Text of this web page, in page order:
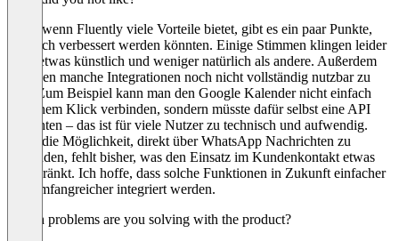
Auch wenn Fluently viele Vorteile bietet, gibt es ein paar Punkte,
die noch verbessert werden könnten. Einige Stimmen klingen leider
noch etwas künstlich und weniger natürlich als andere. Außerdem
scheinen manche Integrationen noch nicht vollständig nutzbar zu
sein. Zum Beispiel kann man den Google Kalender nicht einfach
mit einem Klick verbinden, sondern müsste dafür selbst eine API
einrichten – das ist für viele Nutzer zu technisch und aufwendig.
Auch die Möglichkeit, direkt über WhatsApp Nachrichten zu
versenden, fehlt bisher, was den Einsatz im Kundenkontakt etwas
einschränkt. Ich hoffe, dass solche Funktionen in Zukunft einfacher
und umfangreicher integriert werden.
Which problems are you solving with the product?